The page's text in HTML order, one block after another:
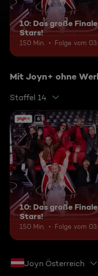
10: Das große
Stars!
150 Min. Folge vom
Mit Joyn+ ohne
Staffel 14
6
10: Das große
Stars!
150 Min. Folge vom
Joyn Österreich